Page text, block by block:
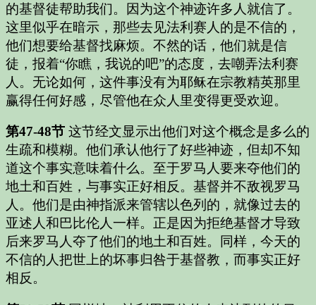
的基督徒帮助我们。因为这个神迹许多人就信了。
这里似乎在暗示，那些去见法利赛人的是不信的，
他们想要给基督找麻烦。不然的话，他们就是信
徒，报着“你瞧，我说的吧”的态度，去嘲弄法利赛
人。无论如何，这件事没有为耶稣在宗教精英那里
赢得任何好感，尽管他在众人里变得更受欢迎。
第47-48节 这节经文显示出他们对这个概念是多么的
生疏和模糊。他们承认他行了好些神迹，但却不知
道这个事实意味着什么。至于罗马人要来夺他们的
地土和百姓，与事实正好相反。基督并不敌视罗马
人。他们是由神指派来管辖以色列的，就像过去的
亚述人和巴比伦人一样。正是因为拒绝基督才导致
后来罗马人夺了他们的地土和百姓。同样，今天的
不信的人把世上的坏事归咎于基督教，而事实正好
相反。